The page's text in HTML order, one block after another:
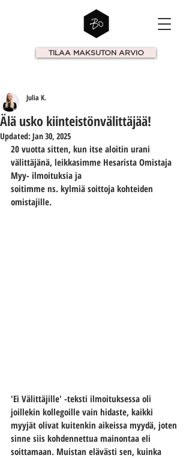
TILAA MAKSUTON ARVIO
Älä usko kiinteistönvälittäjää!
Julia K.
Updated: Jan 30, 2025
20 vuotta sitten, kun itse aloitin urani
välittäjänä, leikkasimme Hesarista Omistaja
Myy- ilmoituksia ja
soitimme ns. kylmiä soittoja kohteiden
omistajille.
'Ei Välittäjille' -teksti ilmoituksessa oli
joillekin kollegoille vain hidaste, kaikki
myyjät olivat kuitenkin aikeissa myydä, joten
sinne siis kohdennettua mainontaa eli
soittamaan. Muistan elävästi sen, kuinka